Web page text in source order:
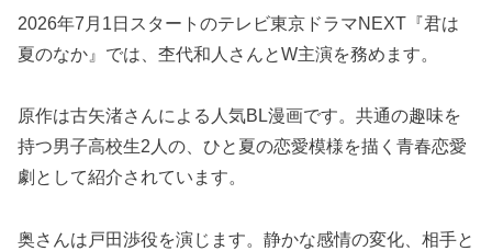
2026年7月1日スタートのテレビ東京ドラマNEXT『君は
夏のなか』では、杢代和人さんとW主演を務めます。
原作は古矢渚さんによる人気BL漫画です。共通の趣味を
持つ男子高校生2人の、ひと夏の恋愛模様を描く青春恋愛
劇として紹介されています。
奥さんは戸田渉役を演じます。静かな感情の変化、相手と